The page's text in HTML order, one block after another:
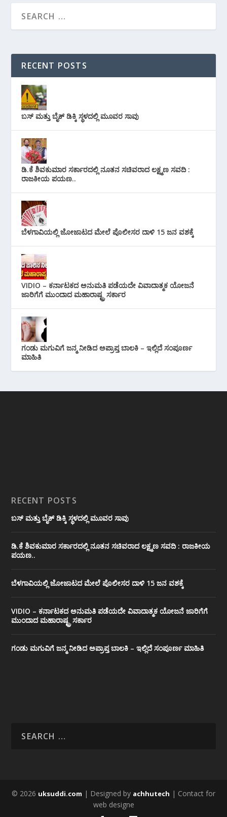
RECENT POSTS
ಬಸ್ ಮತ್ತು ಬೈಕ್ ಡಿಕ್ಕಿ ಸ್ಥಳದಲ್ಲಿ ಮೂವರ ಸಾವು
ಡಿ.ಕೆ ಶಿವಕುಮಾರ ಸರ್ಕಾರದಲ್ಲಿ ನೂತನ ಸಚಿವರಾದ ಲಕ್ಷ್ಮಣ ಸವದಿ :
ರಾಜಕೀಯ ಪಯಣ..
ಬೆಳಗಾವಿಯಲ್ಲಿ ಜೋಜಾಟದ ಮೇಲೆ ಪೊಲೀಸರ ದಾಳಿ 15 ಜನ ವಶಕ್ಕೆ
VIDIO – ಕರ್ನಾಟಕದ ಅನುಮತಿ ಪಡೆಯದೇ ವಿವಾದಾತ್ಮಕ ಯೋಜನೆ
ಜಾರಿಗೆಗೆ ಮುಂದಾದ ಮಹಾರಾಷ್ಟ್ರ ಸರ್ಕಾರ
ಗಂಡು ಮಗುವಿಗೆ ಜನ್ಮ ನೀಡಿದ ಅಪ್ರಾಪ್ತ ಬಾಲಕಿ – ಇಲ್ಲಿದೆ ಸಂಪೂರ್ಣ
ಮಾಹಿತಿ
RECENT POSTS
ಬಸ್ ಮತ್ತು ಬೈಕ್ ಡಿಕ್ಕಿ ಸ್ಥಳದಲ್ಲಿ ಮೂವರ ಸಾವು
ಡಿ.ಕೆ ಶಿವಕುಮಾರ ಸರ್ಕಾರದಲ್ಲಿ ನೂತನ ಸಚಿವರಾದ ಲಕ್ಷ್ಮಣ ಸವದಿ : ರಾಜಕೀಯ
ಪಯಣ..
ಬೆಳಗಾವಿಯಲ್ಲಿ ಜೋಜಾಟದ ಮೇಲೆ ಪೊಲೀಸರ ದಾಳಿ 15 ಜನ ವಶಕ್ಕೆ
VIDIO – ಕರ್ನಾಟಕದ ಅನುಮತಿ ಪಡೆಯದೇ ವಿವಾದಾತ್ಮಕ ಯೋಜನೆ ಜಾರಿಗೆಗೆ
ಮುಂದಾದ ಮಹಾರಾಷ್ಟ್ರ ಸರ್ಕಾರ
ಗಂಡು ಮಗುವಿಗೆ ಜನ್ಮ ನೀಡಿದ ಅಪ್ರಾಪ್ತ ಬಾಲಕಿ – ಇಲ್ಲಿದೆ ಸಂಪೂರ್ಣ ಮಾಹಿತಿ
© 2026 uksuddi.com | Designed by achhutech | Contact for
web designe